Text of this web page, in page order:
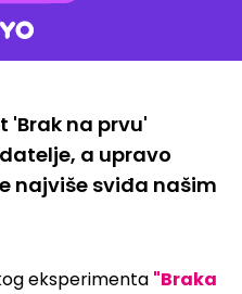
'Brak na prvu'
a upravo
najviše sviđa našim
eksperimenta "Braka